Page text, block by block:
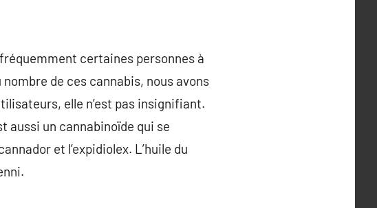
certaines personnes à
de ces cannabis, nous avons
elle n’est pas insignifiant.
aussi un cannabinoïde qui se
et l’expidiolex. L’huile du